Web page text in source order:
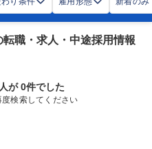
職・求人・中途採用情報
が 0件でした
検索してください